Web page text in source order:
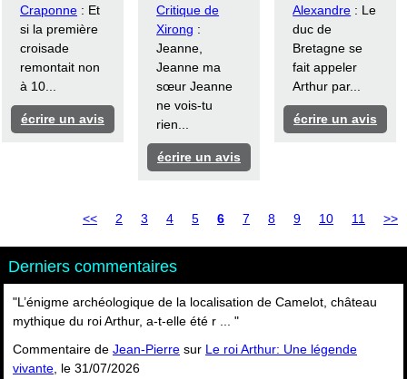
Craponne : Et
si la première
croisade
remontait non
à 10...
écrire un avis
Critique de
Xirong :
Jeanne,
Jeanne ma
sœur Jeanne
ne vois-tu
rien...
écrire un avis
Alexandre : Le
duc de
Bretagne se
fait appeler
Arthur par...
écrire un avis
<< 2 3 4 5 6 7 8 9 10 11 >>
Derniers commentaires
"L’énigme archéologique de la localisation de Camelot, château
mythique du roi Arthur, a-t-elle été r ... "
Commentaire de Jean-Pierre sur Le roi Arthur: Une légende
vivante , le 31/07/2026